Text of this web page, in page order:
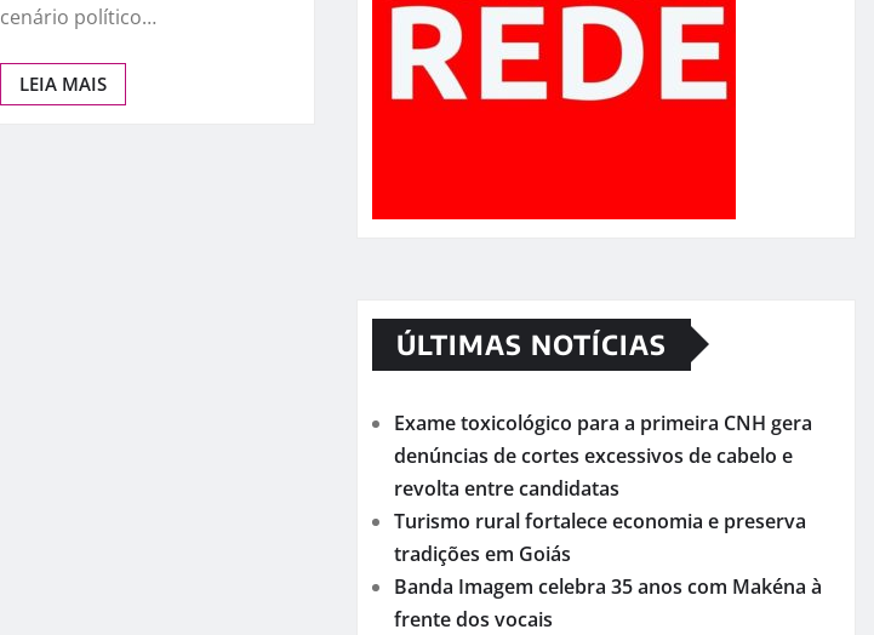
cenário político…
LEIA MAIS
ÚLTIMAS NOTÍCIAS
Exame toxicológico para a primeira CNH gera
denúncias de cortes excessivos de cabelo e
revolta entre candidatas
Turismo rural fortalece economia e preserva
tradições em Goiás
Banda Imagem celebra 35 anos com Makéna à
frente dos vocais